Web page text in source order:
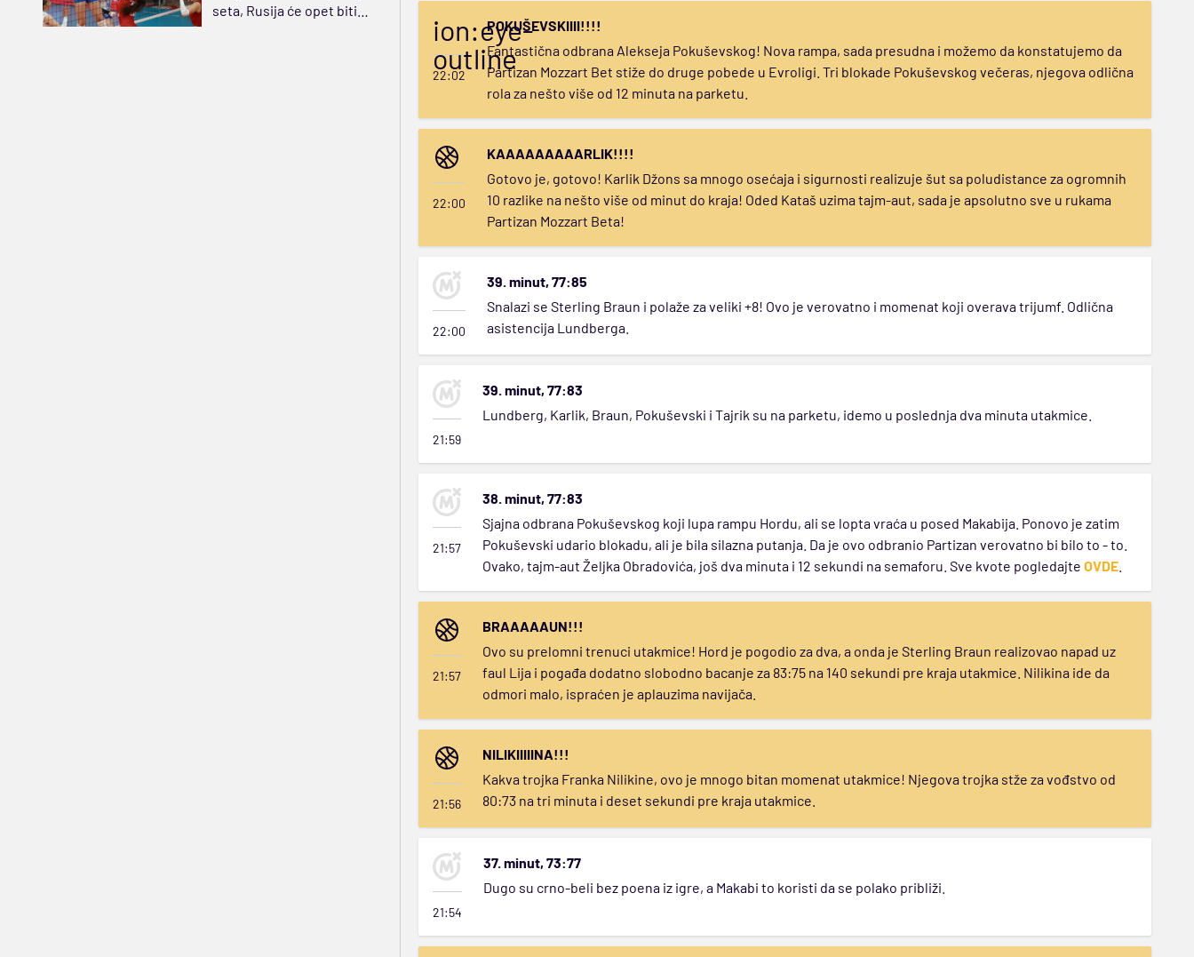
seta, Rusija će opet biti
ion:eye-
outline
22:02
POKUŠEVSKIIII!!!!
Fantastična odbrana Alekseja Pokuševskog! Nova rampa, sada presudna i možemo da konstatujemo da
Partizan Mozzart Bet stiže do druge pobede u Evroligi. Tri blokade Pokuševskog večeras, njegova odlična
rola za nešto više od 12 minuta na parketu.
22:00
KAAAAAAAAARLIK!!!!
Gotovo je, gotovo! Karlik Džons sa mnogo osećaja i sigurnosti realizuje šut sa poludistance za ogromnih
10 razlike na nešto više od minut do kraja! Oded Kataš uzima tajm-aut, sada je apsolutno sve u rukama
Partizan Mozzart Beta!
22:00
39. minut, 77:85
Snalazi se Sterling Braun i polaže za veliki +8! Ovo je verovatno i momenat koji overava trijumf. Odlična
asistencija Lundberga.
21:59
39. minut, 77:83
Lundberg, Karlik, Braun, Pokuševski i Tajrik su na parketu, idemo u poslednja dva minuta utakmice.
21:57
38. minut, 77:83
Sjajna odbrana Pokuševskog koji lupa rampu Hordu, ali se lopta vraća u posed Makabija. Ponovo je zatim
Pokuševski udario blokadu, ali je bila silazna putanja. Da je ovo odbranio Partizan verovatno bi bilo to - to.
Ovako, tajm-aut Željka Obradovića, još dva minuta i 12 sekundi na semaforu. Sve kvote pogledajte OVDE.
21:57
BRAAAAAUN!!!
Ovo su prelomni trenuci utakmice! Hord je pogodio za dva, a onda je Sterling Braun realizovao napad uz
faul Lija i pogađa dodatno slobodno bacanje za 83:75 na 140 sekundi pre kraja utakmice. Nilikina ide da
odmori malo, ispraćen je aplauzima navijača.
21:56
NILIKIIIIINA!!!
Kakva trojka Franka Nilikine, ovo je mnogo bitan momenat utakmice! Njegova trojka stže za vođstvo od
80:73 na tri minuta i deset sekundi pre kraja utakmice.
21:54
37. minut, 73:77
Dugo su crno-beli bez poena iz igre, a Makabi to koristi da se polako približi.